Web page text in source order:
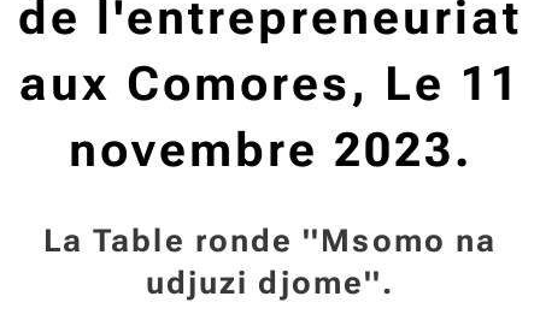
de l'entrepreneuriat
aux Comores, Le 11
novembre 2023.
La Table ronde ''Msomo na
udjuzi djome''.